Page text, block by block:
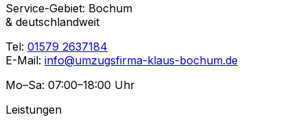
Service-Gebiet: Bochum
& deutschlandweit
Tel: 01579 2637184
E-Mail: info@umzugsfirma-klaus-bochum.de
Mo–Sa: 07:00–18:00 Uhr
Leistungen